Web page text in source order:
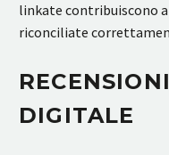
linkate contribuiscono
riconciliate
DIGITALE